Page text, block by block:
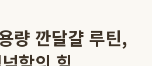
량 깐달걀 루틴,